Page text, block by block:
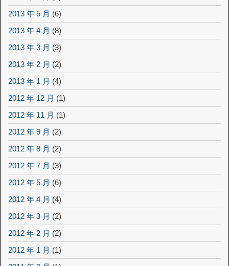
2013 年 5 月 (6)
2013 年 4 月 (8)
2013 年 3 月 (3)
2013 年 2 月 (2)
2013 年 1 月 (4)
2012 年 12 月 (1)
2012 年 11 月 (1)
2012 年 9 月 (2)
2012 年 8 月 (2)
2012 年 7 月 (3)
2012 年 5 月 (6)
2012 年 4 月 (4)
2012 年 3 月 (2)
2012 年 2 月 (2)
2012 年 1 月 (1)